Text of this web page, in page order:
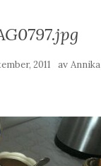
2011 av Annika